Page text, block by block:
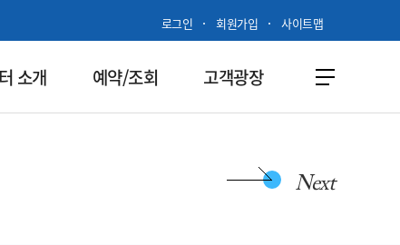
로그인 회원가입 사이트맵
소개 예약/조회 고객광장
Next